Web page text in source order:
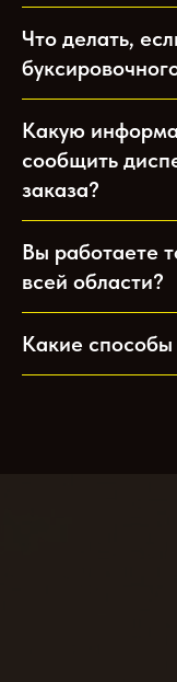
Что делать,
Какую
сообщить
заказа?
Вы работаете
всей области?
Какие способы